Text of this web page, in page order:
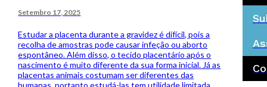
Setembro 17, 2025
Estudar a placenta durante a gravidez é difícil, pois a
recolha de amostras pode causar infeção ou aborto
espontâneo. Além disso, o tecido placentário após o
nascimento é muito diferente da sua forma inicial. Já as
placentas animais costumam ser diferentes das
humanas, portanto estudá-las tem utilidade limitada